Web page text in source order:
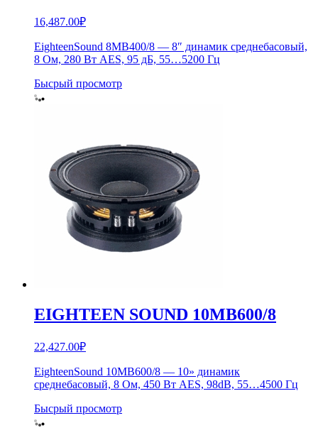
16,487.00₽
EighteenSound 8MB400/8 — 8″ динамик среднебасовый,
8 Ом, 280 Вт AES, 95 дБ, 55…5200 Гц
Бысрый просмотр
EIGHTEEN SOUND 10MB600/8
22,427.00₽
EighteenSound 10MB600/8 — 10» динамик
среднебасовый, 8 Ом, 450 Вт AES, 98dB, 55…4500 Гц
Бысрый просмотр